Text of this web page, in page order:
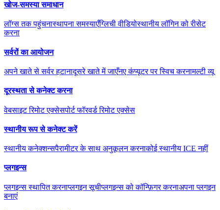
खोज-समस्या समाधान
लॉग्स तक पहुंचनास्थापना समस्याएँग्लिची वीडियोस्थानीय लॉगिन को रीसेट
करना
सर्वरों का आयोजन
अपने खाते से सर्वर हटानादूसरे खाते में जाएँनए कंप्यूटर पर स्विच करनामल्टी व्यू
दूरस्थता से कनेक्ट करना
वेबसाइट रिमोट एक्सेसपोर्ट फॉरवर्ड रिमोट एक्सेस
स्थानीय रूप से कनेक्ट करें
स्थानीय कनेक्शन्सपैरामीटर के साथ अनुकूलन करनाकोई स्थानीय ICE नहीं
प्लगइन्स
प्लगइन्स स्थापित करनाप्लगइन सूचीप्लगइन्स को कॉन्फ़िगर करनाअपना प्लगइन
बनाएं